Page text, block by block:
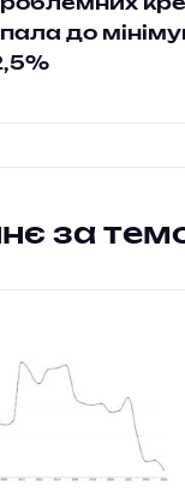
до
за